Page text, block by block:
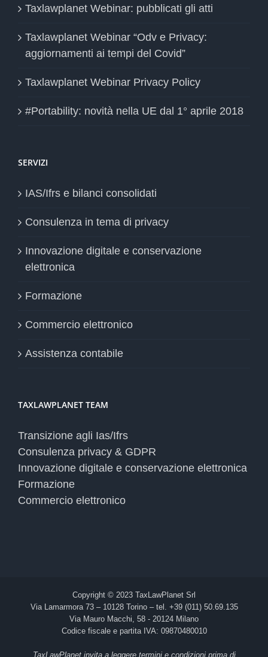
Taxlawplanet Webinar: pubblicati gli atti
Taxlawplanet Webinar “Odv e Privacy:
aggiornamenti ai tempi del Covid”
Taxlawplanet Webinar Privacy Policy
#Portability: novità nella UE dal 1° aprile 2018
SERVIZI
IAS/Ifrs e bilanci consolidati
Consulenza in tema di privacy
Innovazione digitale e conservazione
elettronica
Formazione
Commercio elettronico
Assistenza contabile
TAXLAWPLANET TEAM
Transizione agli Ias/Ifrs
Consulenza privacy & GDPR
Innovazione digitale e conservazione elettronica
Formazione
Commercio elettronico
Copyright © 2023 TaxLawPlanet Srl
Via Lamarmora 73 – 10128 Torino – tel. +39 (011) 50.69.135
Via Mauro Macchi, 58 - 20124 Milano
Codice fiscale e partita IVA: 09870480010
TaxLawPlanet invita a leggere termini e condizioni prima di